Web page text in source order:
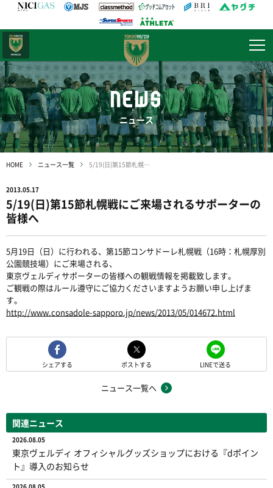
NEWS
ニュース
HOME ニュース一覧 5/19(日)第15節札幌戦にご来場されるサポーターの皆様へ
2013.05.17
5/19(日)第15節札幌戦にご来場されるサポーターの
皆様へ
5月19日（日）に行われる、第15節コンサドーレ札幌戦（16時：札幌厚別
公園競技場）にご来場される、
東京ヴェルディサポーターの皆様への観戦情報を掲載致します。
ご観戦の際はルール遵守にご協力くださいますようお願い申し上げま
す。
http://www.consadole-sapporo.jp/news/2013/05/014672.html
シェアする ポストする LINEで送る
ニュース一覧へ
関連ニュース
2026.08.05
東京ヴェルディ オフィシャルグッズショップにおける『dポイン
ト』導入のお知らせ